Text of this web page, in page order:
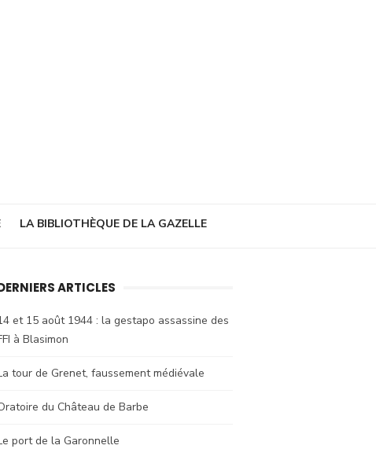
LA BIBLIOTHÈQUE DE LA GAZELLE
ARTICLES
et 15 août 1944 : la gestapo assassine des
à Blasimon
tour de Grenet, faussement médiévale
du Château de Barbe
port de la Garonnelle